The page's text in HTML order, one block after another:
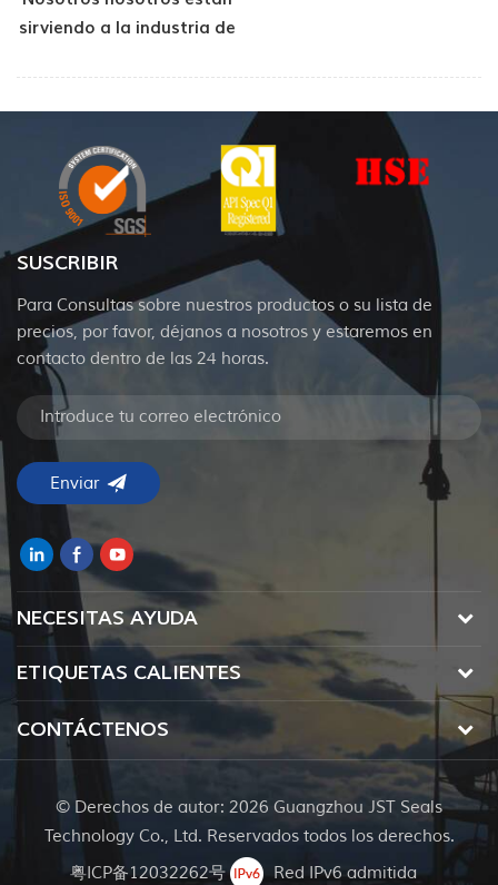
sirviendo a la industria de
SUSCRIBIR
Para Consultas sobre nuestros productos o su lista de
precios, por favor, déjanos a nosotros y estaremos en
contacto dentro de las 24 horas.
NECESITAS AYUDA
ETIQUETAS CALIENTES
CONTÁCTENOS
© Derechos de autor: 2026 Guangzhou JST Seals
Technology Co., Ltd. Reservados todos los derechos.
粤ICP备12032262号
Red IPv6 admitida